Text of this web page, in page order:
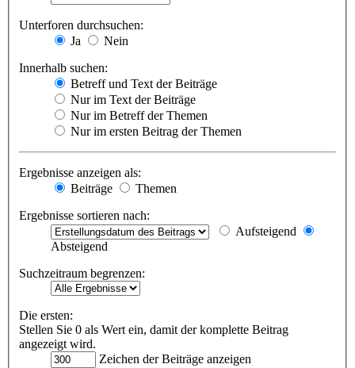
Unterforen durchsuchen:
Ja
Nein
Innerhalb suchen:
Betreff und Text der Beiträge
Nur im Text der Beiträge
Nur im Betreff der Themen
Nur im ersten Beitrag der Themen
Ergebnisse anzeigen als:
Beiträge
Themen
Ergebnisse sortieren nach:
Aufsteigend
Absteigend
Suchzeitraum begrenzen:
Die ersten:
Stellen Sie 0 als Wert ein, damit der komplette Beitrag
angezeigt wird.
Zeichen der Beiträge anzeigen